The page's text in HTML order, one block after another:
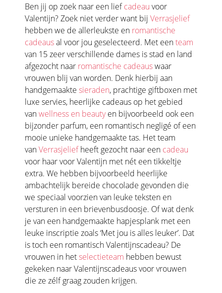
Ben jij op zoek naar een liefcadeau voor
Valentijn? Zoek niet verder want bij Verrasjelief
hebben we de allerleukste en romantische
cadeausal voor jou geselecteerd. Met eenteam
van 15 zeer verschillende dames is stad en land
afgezocht naar romantische cadeauswaar
vrouwen blij van worden. Denk hierbij aan
handgemaakte sieraden, prachtige giftboxen met
luxe servies, heerlijke cadeaus op het gebied
vanwellness en beautyen bijvoorbeeld ook een
bijzonder parfum, een romantisch negligé of een
mooie unieke handgemaakte tas. Het team
vanVerrasjeliefheeft gezocht naar een cadeau
voor haar voor Valentijn met nét een tikkeltje
extra. We hebben bijvoorbeeld heerlijke
ambachtelijk bereide chocolade gevonden die
we speciaal voorzien van leuke teksten en
versturen in een brievenbusdoosje. Of wat denk
je van een handgemaakte hapjesplank met een
leuke inscriptie zoals ‘Met jou is alles leuker’. Dat
is toch een romantisch Valentijnscadeau? De
vrouwen in hetselectieteam hebben bewust
gekeken naar Valentijnscadeaus voor vrouwen
die ze zélf graag zouden krijgen.